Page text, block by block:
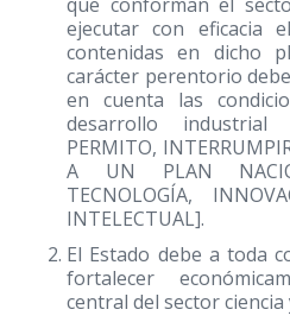
ejecutar con eficacia
contenidas en dicho
carácter perentorio
en cuenta las
desarrollo
PERMITO,
A UN PLAN
TECNOLOGÍA,
INTELECTUAL].
El Estado debe a toda
fortalecer
central del sector